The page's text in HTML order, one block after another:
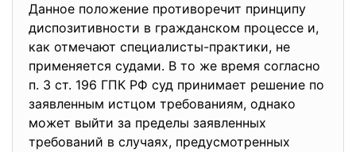
Данное положение противоречит принципу
диспозитивности в гражданском процессе и,
как отмечают специалисты-практики, не
применяется судами. В то же время согласно
п. 3 ст. 196 ГПК РФ суд принимает решение по
заявленным истцом требованиям, однако
может выйти за пределы заявленных
требований в случаях, предусмотренных